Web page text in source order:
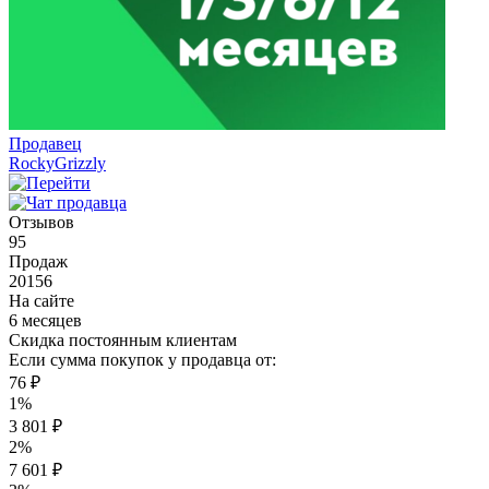
Продавец
RockyGrizzly
Отзывов
95
Продаж
20156
На сайте
6 месяцев
Скидка постоянным клиентам
Если сумма покупок у продавца от:
76 ₽
1%
3 801 ₽
2%
7 601 ₽